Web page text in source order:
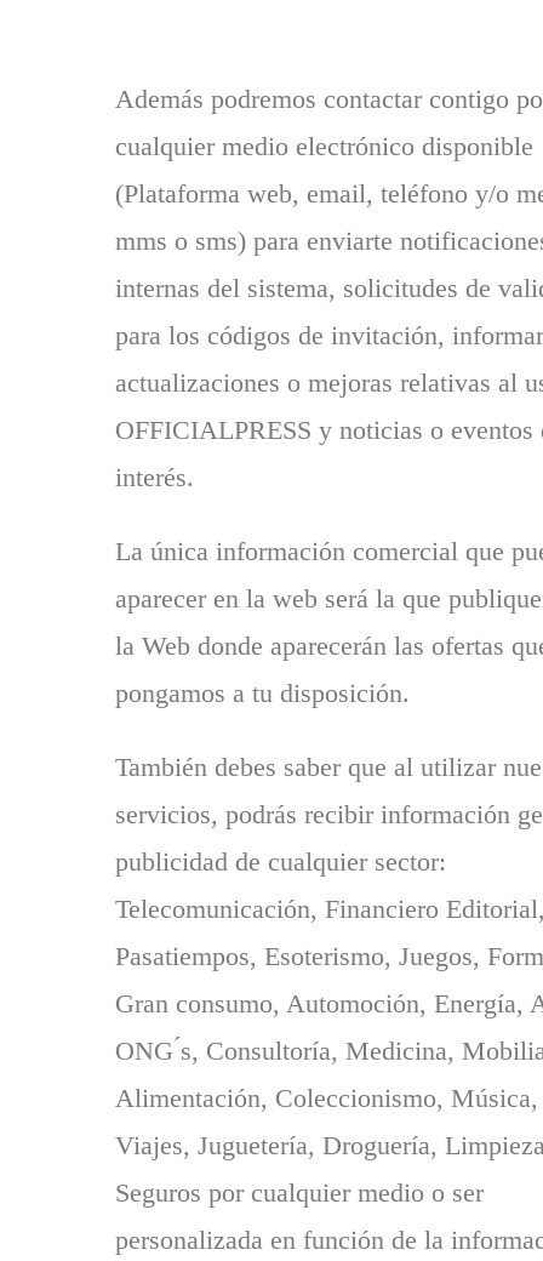
Además podremos contactar contigo
cualquier medio electrónico disponible
(Plataforma web, email, teléfono y/o
mms o sms) para enviarte
internas del sistema, solicitudes de
para los códigos de invitación,
actualizaciones o mejoras relativas al
OFFICIALPRESS y noticias o eventos
interés.
La única información comercial que
aparecer en la web será la que
la Web donde aparecerán las ofertas
pongamos a tu disposición.
También debes saber que al utilizar
servicios, podrás recibir información
publicidad de cualquier sector:
Telecomunicación, Financiero
Pasatiempos, Esoterismo, Juegos,
Gran consumo, Automoción, Energía,
ONG ́s, Consultoría, Medicina,
Alimentación, Coleccionismo,
Viajes, Juguetería, Droguería,
Seguros por cualquier medio o ser
personalizada en función de la